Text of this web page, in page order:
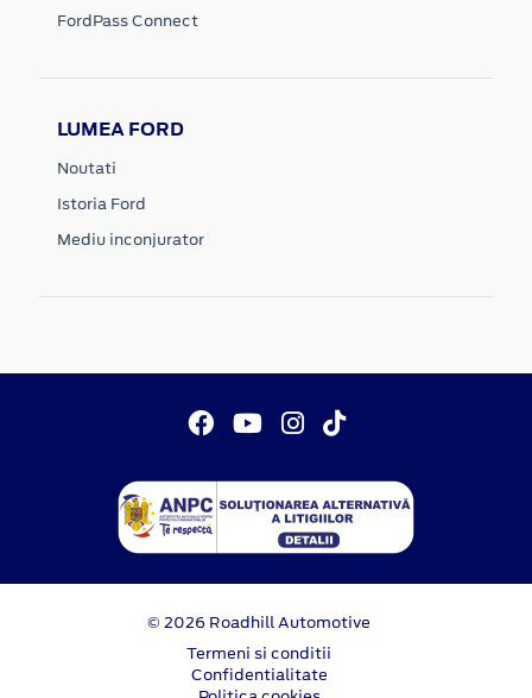
FordPass Connect
LUMEA FORD
Noutati
Istoria Ford
Mediu inconjurator
© 2026 Roadhill Automotive
Termeni si conditii
Confidentialitate